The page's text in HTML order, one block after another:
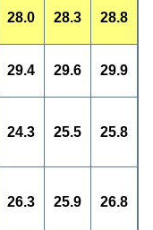
28.0 28.3 28.8
29.4 29.6 29.9
24.3 25.5 25.8
26.3 25.9 26.8